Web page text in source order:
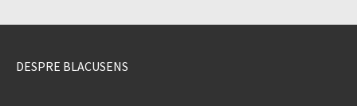
DESPRE BLACUSENS